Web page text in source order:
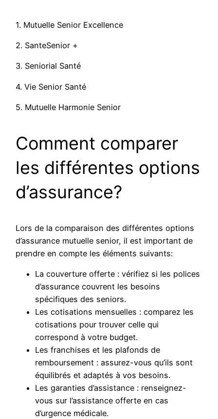
1. Mutuelle Senior Excellence
2. SanteSenior +
3. Seniorial Santé
4. Vie Senior Santé
5. Mutuelle Harmonie Senior
Comment comparer
les différentes options
d’assurance?
Lors de la comparaison des différentes options
d’assurance mutuelle senior, il est important de
prendre en compte les éléments suivants:
La couverture offerte : vérifiez si les polices
d’assurance couvrent les besoins
spécifiques des seniors.
Les cotisations mensuelles : comparez les
cotisations pour trouver celle qui
correspond à votre budget.
Les franchises et les plafonds de
remboursement : assurez-vous qu’ils sont
équilibrés et adaptés à vos besoins.
Les garanties d’assistance : renseignez-
vous sur l’assistance offerte en cas
d’urgence médicale.